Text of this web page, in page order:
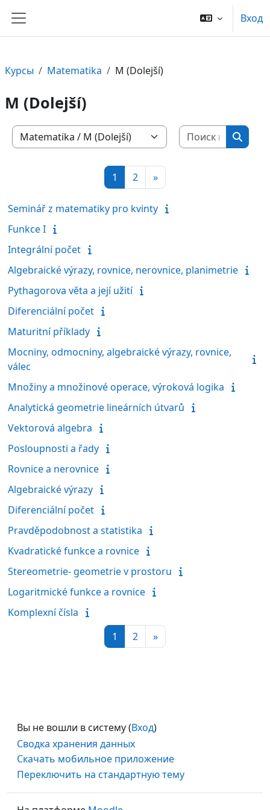
Боковая панель
Вход
Курсы Matematika M (Dolejší)
M (Dolejší)
Категории курсов
Поиск
Поиск
1 Страница 1
2 Страница 2
»Следующая страница
Seminář z matematiky pro kvinty
Funkce I
Integrální počet
Algebraické výrazy, rovnice, nerovnice, planimetrie
Pythagorova věta a její užití
Diferenciální počet
Maturitní příklady
Mocniny, odmocniny, algebraické výrazy, rovnice,
válec
Množiny a množinové operace, výroková logika
Analytická geometrie lineárních útvarů
Vektorová algebra
Posloupnosti a řady
Rovnice a nerovnice
Algebraické výrazy
Diferenciální počet
Pravděpodobnost a statistika
Kvadratické funkce a rovnice
Stereometrie- geometrie v prostoru
Logaritmické funkce a rovnice
Komplexní čísla
1 Страница 1
2 Страница 2
»Следующая страница
Вы не вошли в систему (Вход)
Сводка хранения данных
Скачать мобильное приложение
Переключить на стандартную тему